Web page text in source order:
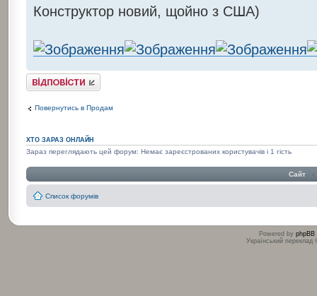
Конструктор новий, щойно з США)
Відповісти
Повернутись в Продам
ХТО ЗАРАЗ ОНЛАЙН
Зараз переглядають цей форум: Немає зареєстрованих користувачів і 1 гість
Сайт ‹
Список форумів
Powered by phpBB
Український